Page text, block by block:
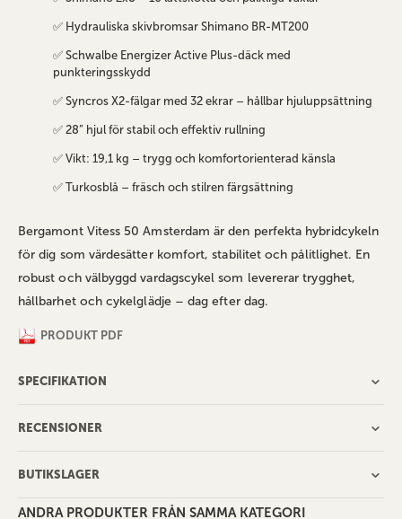
✅ Hydrauliska skivbromsar Shimano BR-MT200
✅ Schwalbe Energizer Active Plus-däck med
punkteringsskydd
✅ Syncros X2-fälgar med 32 ekrar – hållbar hjuluppsättning
✅ 28” hjul för stabil och effektiv rullning
✅ Vikt: 19,1 kg – trygg och komfortorienterad känsla
✅ Turkosblå – fräsch och stilren färgsättning
Bergamont Vitess 50 Amsterdam är den perfekta hybridcykeln
för dig som värdesätter komfort, stabilitet och pålitlighet. En
robust och välbyggd vardagscykel som levererar trygghet,
hållbarhet och cykelglädje – dag efter dag.
PRODUKT PDF
SPECIFIKATION
RECENSIONER
BUTIKSLAGER
ANDRA PRODUKTER FRÅN SAMMA KATEGORI